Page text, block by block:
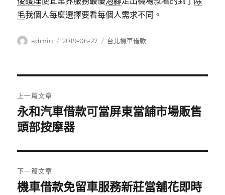
毛我個人每麼選擇要看每個人需求不同。
作
admin
發
2019-06-27
分
台北機車借款
章
導
覽
上一篇文章
上
一
文
章:
永和汽車借款可當屏東當舖市場販售
頭部按摩器
下一篇文章
下
機車借款免留車服務新莊當舖花即時